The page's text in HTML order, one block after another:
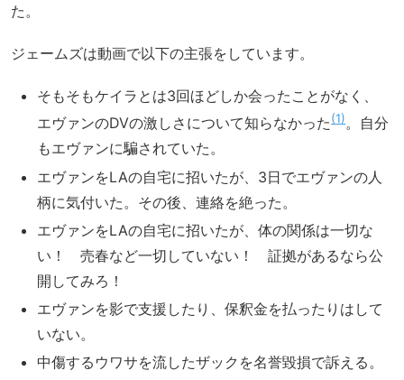
た。
ジェームズは動画で以下の主張をしています。
そもそもケイラとは3回ほどしか会ったことがなく、
エヴァンのDVの激しさについて知らなかった 1 。自分
もエヴァンに騙されていた。
エヴァンをLAの自宅に招いたが、3日でエヴァンの人
柄に気付いた。その後、連絡を絶った。
エヴァンをLAの自宅に招いたが、体の関係は一切な
い！ 売春など一切していない！ 証拠があるなら公
開してみろ！
エヴァンを影で支援したり、保釈金を払ったりはして
いない。
中傷するウワサを流したザックを名誉毀損で訴える。